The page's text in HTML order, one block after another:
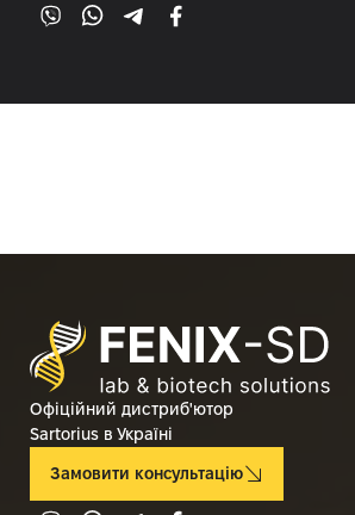
Офіційний дистриб'ютор
Sartorius в Україні
Замовити консультацію